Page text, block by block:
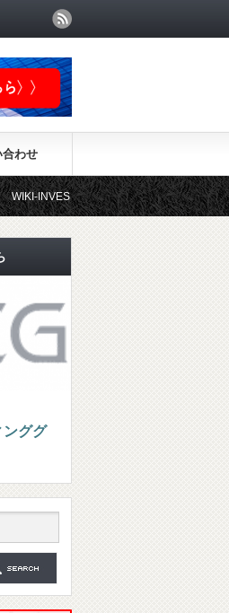
合わせ
はこちらから！
ンググ